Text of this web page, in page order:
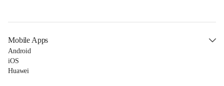
Mobile Apps
Android
iOS
Huawei